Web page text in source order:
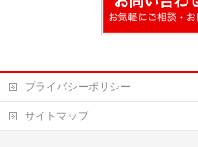
プライバシーポリシー
サイトマップ